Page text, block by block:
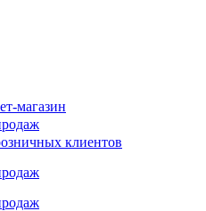
магазин
клиентов